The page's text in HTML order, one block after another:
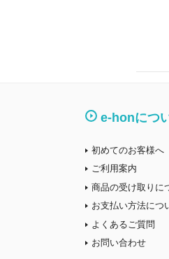
e-honにつ
初めてのお客様へ
ご利用案内
商品の受け取りに
お支払い方法につ
よくあるご質問
お問い合わせ